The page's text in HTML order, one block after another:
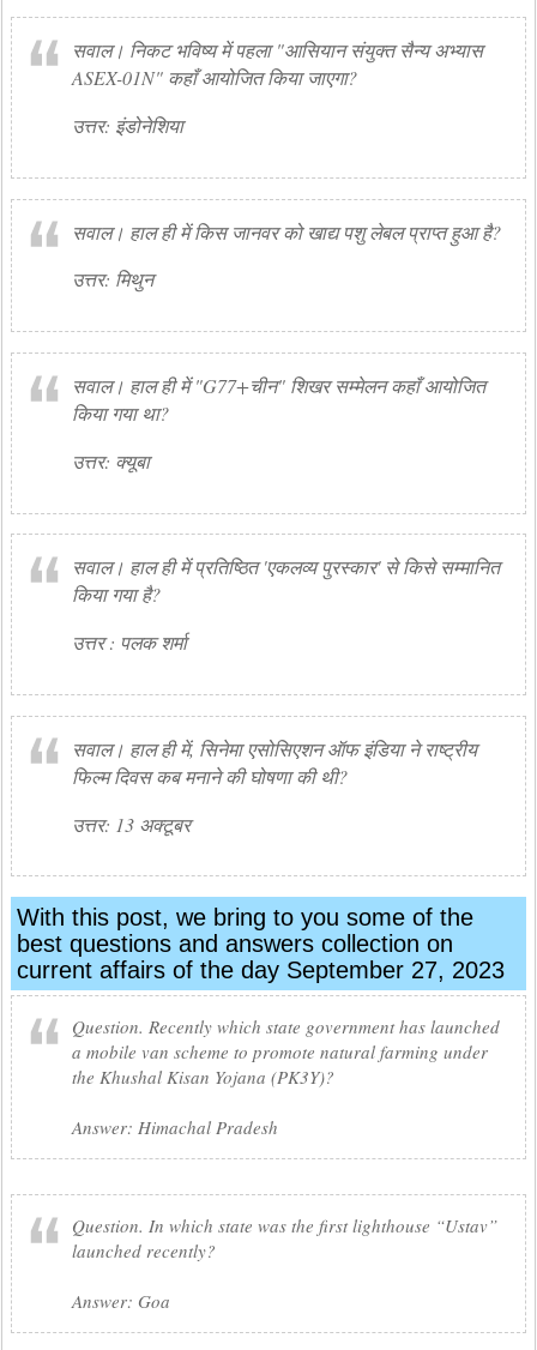
सवाल। निकट भविष्य में पहला "आसियान संयुक्त सैन्य अभ्यास
ASEX-01N" कहाँ आयोजित किया जाएगा?
उत्तर: इंडोनेशिया
सवाल। हाल ही में किस जानवर को खाद्य पशु लेबल प्राप्त हुआ है?
उत्तर: मिथुन
सवाल। हाल ही में "G77+चीन" शिखर सम्मेलन कहाँ आयोजित
किया गया था?
उत्तर: क्यूबा
सवाल। हाल ही में प्रतिष्ठित 'एकलव्य पुरस्कार' से किसे सम्मानित
किया गया है?
उत्तर : पलक शर्मा
सवाल। हाल ही में, सिनेमा एसोसिएशन ऑफ इंडिया ने राष्ट्रीय
फिल्म दिवस कब मनाने की घोषणा की थी?
उत्तर: 13 अक्टूबर
With this post, we bring to you some of the
best questions and answers collection on
current affairs of the day September 27, 2023
Question. Recently which state government has launched
a mobile van scheme to promote natural farming under
the Khushal Kisan Yojana (PK3Y)?
Answer: Himachal Pradesh
Question. In which state was the first lighthouse “Ustav”
launched recently?
Answer: Goa